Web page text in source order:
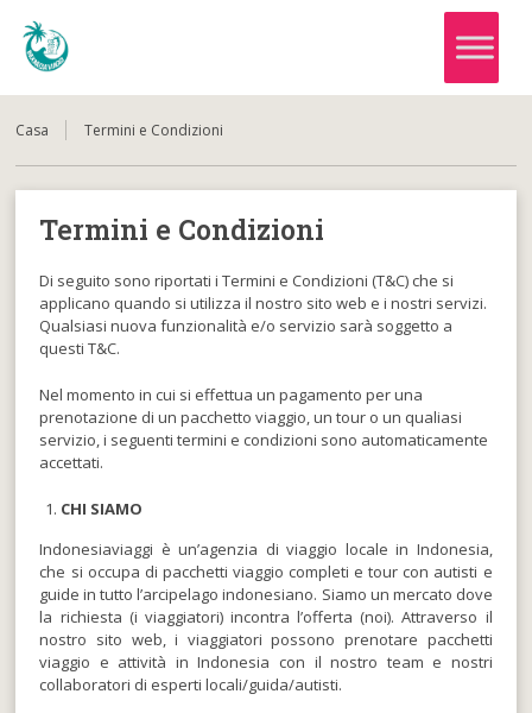
Casa Termini e Condizioni
Termini e Condizioni
Di seguito sono riportati i Termini e Condizioni (T&C) che si
applicano quando si utilizza il nostro sito web e i nostri servizi.
Qualsiasi nuova funzionalità e/o servizio sarà soggetto a
questi T&C.
Nel momento in cui si effettua un pagamento per una
prenotazione di un pacchetto viaggio, un tour o un qualiasi
servizio, i seguenti termini e condizioni sono automaticamente
accettati.
CHI SIAMO
Indonesiaviaggi è un’agenzia di viaggio locale in Indonesia,
che si occupa di pacchetti viaggio completi e tour con autisti e
guide in tutto l’arcipelago indonesiano. Siamo un mercato dove
la richiesta (i viaggiatori) incontra l’offerta (noi). Attraverso il
nostro sito web, i viaggiatori possono prenotare pacchetti
viaggio e attività in Indonesia con il nostro team e nostri
collaboratori di esperti locali/guida/autisti.